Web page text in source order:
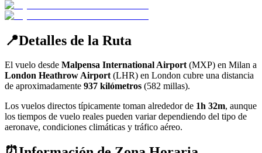
📍Detalles de la Ruta
El vuelo desde Malpensa International Airport(MXP) en Milan a
London Heathrow Airport(LHR) en London cubre una distancia
de aproximadamente 937 kilómetros (582 millas).
Los vuelos directos típicamente toman alrededor de 1h 32m, aunque
los tiempos de vuelo reales pueden variar dependiendo del tipo de
aeronave, condiciones climáticas y tráfico aéreo.